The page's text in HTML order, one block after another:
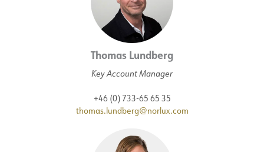
Thomas Lundberg
Key Account Manager
+46 (0) 733-65 65 35
thomas.lundberg@norlux.com